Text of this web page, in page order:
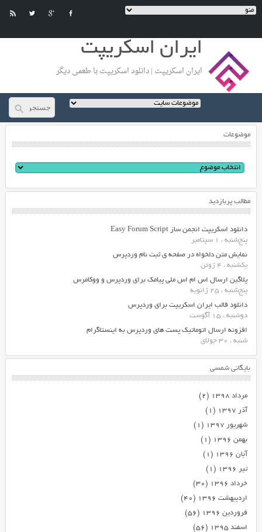
ایران اسکریپت
ایران اسکریپت | دانلود اسکریپت با طعمی دیگر
موضوعات
مطالب پربازدید
دانلود اسکریپت انجمن ساز Easy Forum Script
پنج‌شنبه ، 1 سپتامبر
نمایش متن دلخواه در صفحه ی ثبت نام وردپرس
یکشنبه ، 4 ژوئن
پلاگین ارسال اس ام اس ملی پیامک برای وردپرس و ووکامرس
پنج‌شنبه ، 25 ژانویه
دانلود قالب ایران اسکریپت برای وردپرس
دوشنبه ، 15 آگوست
افزونه ارسال اتوماتیک پست های وردپرس به اینستاگرام
شنبه ، 30 جولای
بایگانی شمسی
مرداد ۱۳۹۸
(۲)
آذر ۱۳۹۷
(۱)
شهریور ۱۳۹۷
(۱)
بهمن ۱۳۹۶
(۱)
آبان ۱۳۹۶
(۱)
تیر ۱۳۹۶
(۱)
خرداد ۱۳۹۶
(۳۰)
اردیبهشت ۱۳۹۶
(۴۰)
فروردین ۱۳۹۶
(۵۶)
اسفند ۱۳۹۵
(۵۶)